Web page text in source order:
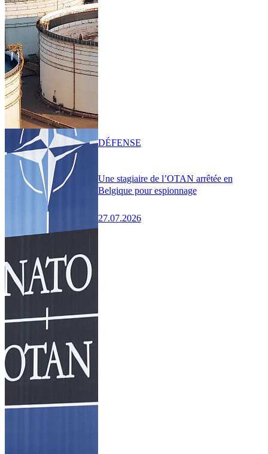
Une stagiaire de l’OTAN arrêtée en
Belgique pour espionnage
27.07.2026
DÉFENSE